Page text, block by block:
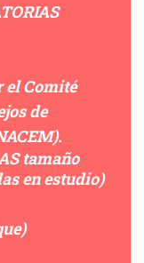
el Comité
de
tamaño
en estudio)